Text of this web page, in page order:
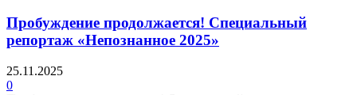
Пробуждение продолжается! Специальный
репортаж «Непознанное 2025»
25.11.2025
0